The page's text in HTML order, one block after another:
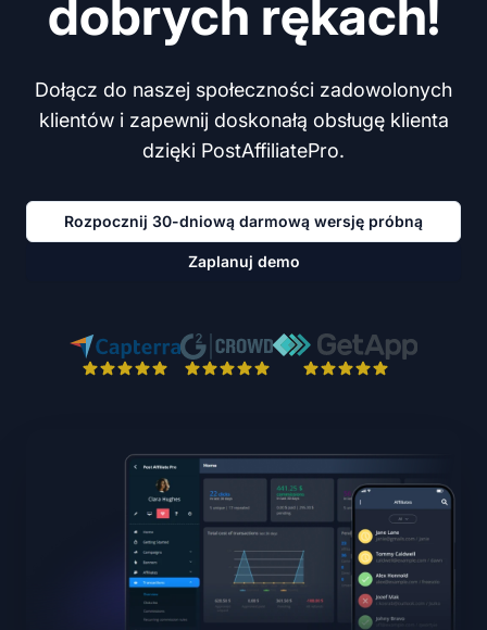
dobrych rękach!
Dołącz do naszej społeczności zadowolonych
klientów i zapewnij doskonałą obsługę klienta
dzięki PostAffiliatePro.
Rozpocznij 30-dniową darmową wersję próbną
Zaplanuj demo